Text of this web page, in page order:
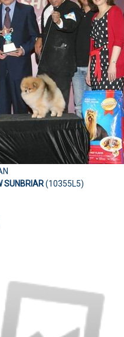
SUNBRIAR(10355L5)